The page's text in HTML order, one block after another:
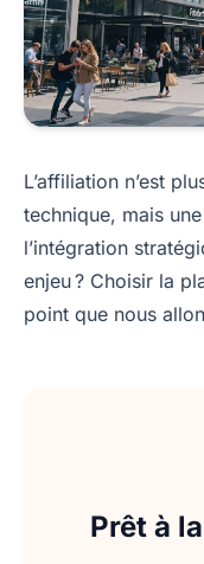
L’affiliation n’est
technique, mais
l’intégration
enjeu ? Choisir la
point que nous
Prêt à